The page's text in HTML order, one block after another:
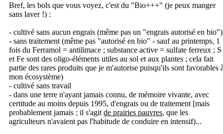
Bref, les bols que vous voyez, c'est du "Bio+++" (je peux manger
sans laver !) :
- cultivé sans aucun engrais (même pas un "engrais autorisé en bio")
- sans traitement (même pas "autorisé en bio" - sauf au printemps, 1
fois du Ferramol = antilimace ; substance active = sulfate ferreux ; S
et Fe sont des oligo-éléments utiles au sol et aux plantes ; cela fait
partie des rares produits que je m'autorise puisqu'ils sont favorables
mon écosystème)
- cultivé sans travail
- dans une terre n'ayant jamais connu, de mémoire vivante, avec
certitude au moins depuis 1995, d'engrais ou de traitement [mais
probablement jamais ; il s'agit de prairies pauvres, que les
agriculteurs n'avaient pas l'habitude de conduire en intensif)...